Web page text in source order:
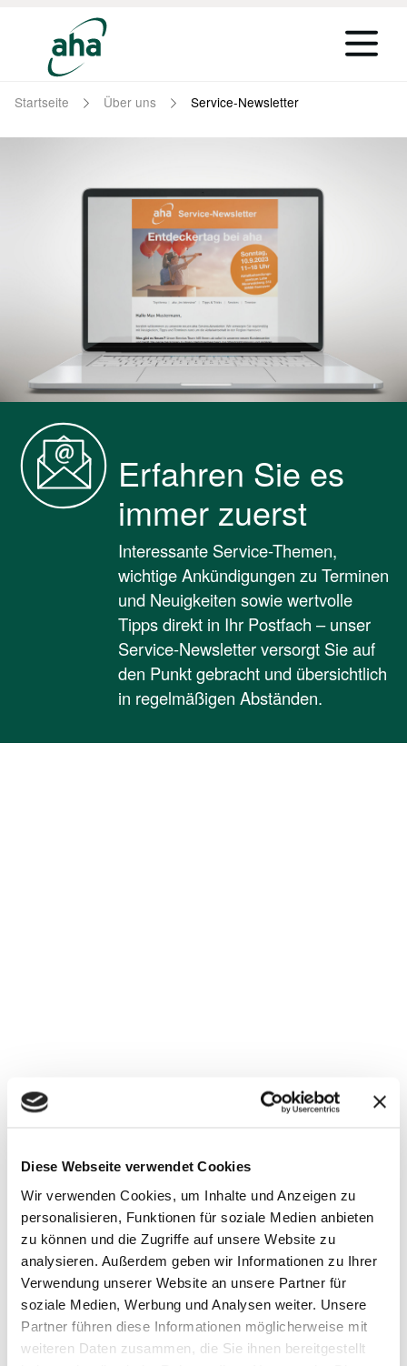
Diese Webseite verwendet Cookies
Wir verwenden Cookies, um Inhalte und Anzeigen zu
personalisieren, Funktionen für soziale Medien anbieten
zu können und die Zugriffe auf unsere Website zu
analysieren. Außerdem geben wir Informationen zu Ihrer
Verwendung unserer Website an unsere Partner für
soziale Medien, Werbung und Analysen weiter. Unsere
Partner führen diese Informationen möglicherweise mit
weiteren Daten zusammen, die Sie ihnen bereitgestellt
Startseite Über uns Service-Newsletter
Erfahren Sie es
immer zuerst
Interessante Service-Themen,
wichtige Ankündigungen zu Terminen
und Neuigkeiten sowie wertvolle
Tipps direkt in Ihr Postfach – unser
Service-Newsletter versorgt Sie auf
den Punkt gebracht und übersichtlich
in regelmäßigen Abständen.